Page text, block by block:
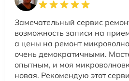
Замечательный сервис
возможность записи на
а цены на ремонт
очень демократичными.
опытным, и моя
новая. Рекомендую этот